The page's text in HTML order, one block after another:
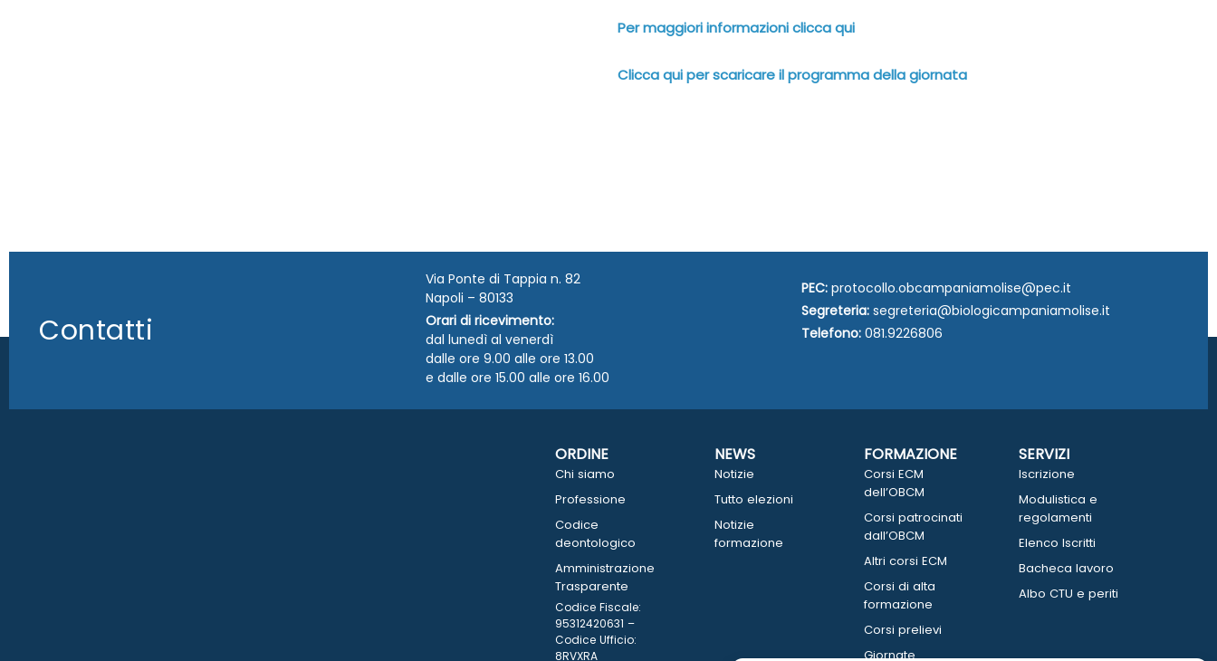
Per maggiori informazioni clicca qui
Clicca qui per scaricare il programma della giornata
Contatti
Via Ponte di Tappia n. 82
Napoli – 80133
Orari di ricevimento:
dal lunedì al venerdì
dalle ore 9.00 alle ore 13.00
e dalle ore 15.00 alle ore 16.00
PEC: protocollo.obcampaniamolise@pec.it
Segreteria: segreteria@biologicampaniamolise.it
Telefono: 081.9226806
ORDINE
Chi siamo
Professione
Codice
deontologico
Amministrazione
Trasparente
Codice Fiscale:
95312420631 –
Codice Ufficio:
8RVXRA
NEWS
Notizie
Tutto elezioni
Notizie
formazione
FORMAZIONE
Corsi ECM
dell’OBCM
Corsi patrocinati
dall’OBCM
Altri corsi ECM
Corsi di alta
formazione
Corsi prelievi
Giornate
SERVIZI
Iscrizione
Modulistica e
regolamenti
Elenco Iscritti
Bacheca lavoro
Albo CTU e periti